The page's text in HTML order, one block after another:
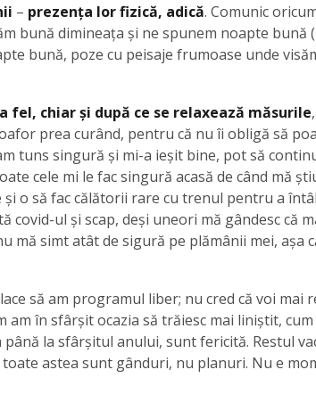
– prezența lor fizică, adică. Comunic
bună dimineața și ne spunem noapte bună
bună, poze cu peisaje frumoase unde
fel, chiar și după ce se relaxează măsurile
prea curând, pentru că nu îi obligă să
tuns singură și mi-a ieșit bine, pot să
cele mi le fac singură acasă de când mă
o să fac călătorii rare cu trenul pentru a
covid-ul și scap, deși uneori mă gândesc că
mă simt atât de sigură pe plămânii mei, așa
să am programul liber; nu cred că voi mai
am în sfârșit ocazia să trăiesc mai liniștit, cum
până la sfârșitul anului, sunt fericită. Restul
astea sunt gânduri, nu planuri. Nu e